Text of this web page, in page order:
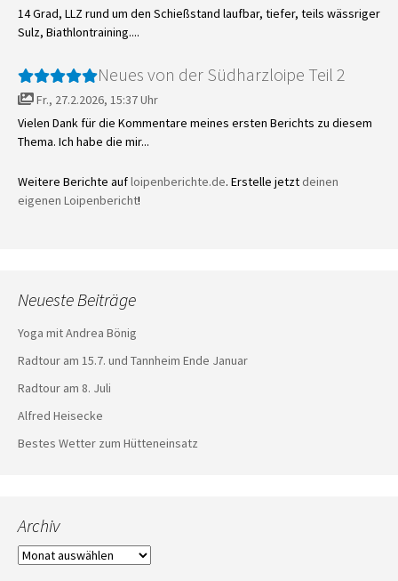
14 Grad, LLZ rund um den Schießstand laufbar, tiefer, teils wässriger
Sulz, Biathlontraining....
Neues von der Südharzloipe Teil 2
Fr., 27.2.2026, 15:37 Uhr
Vielen Dank für die Kommentare meines ersten Berichts zu diesem
Thema. Ich habe die mir...
Weitere Berichte aufloipenberichte.de. Erstelle jetzt deinen
eigenen Loipenbericht!
Neueste Beiträge
Yoga mit Andrea Bönig
Radtour am 15.7. und Tannheim Ende Januar
Radtour am 8. Juli
Alfred Heisecke
Bestes Wetter zum Hütteneinsatz
Archiv
Archiv